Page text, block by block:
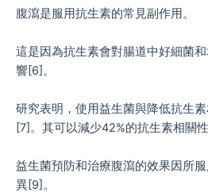
腹瀉是服用抗生素的常見副作用。
這是因為抗生素會對腸道中好細菌
響[6]。
研究表明，使用益生菌與降低抗生
[7]。其可以減少42%的抗生素相關
益生菌預防和治療腹瀉的效果因所
異[9]。